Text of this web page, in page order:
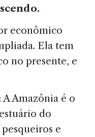
econômico
Ela tem
no presente, e
Amazônia é o
do
e